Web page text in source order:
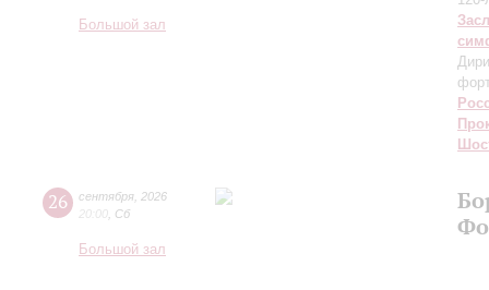
Большой зал
26 сентября 2026
20:00 Сб
Большой зал